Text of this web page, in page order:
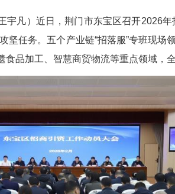
网湖北
（韩博涛 王宇凡）近日，荆门
项目招商攻坚任务。五个产业
材料、非遗食品加工、智慧商